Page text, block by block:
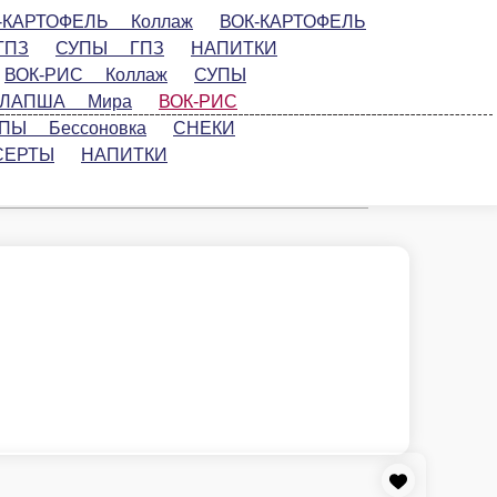
ВОК-КАРТОФЕЛЬ ГПЗ
РИСОВАЯ ЛАПША
Коллаж
ЗАКУСКИ Коллаж
ВОК
ЗАКУСКИ Мира
ВОК Мира
СНЕКИ